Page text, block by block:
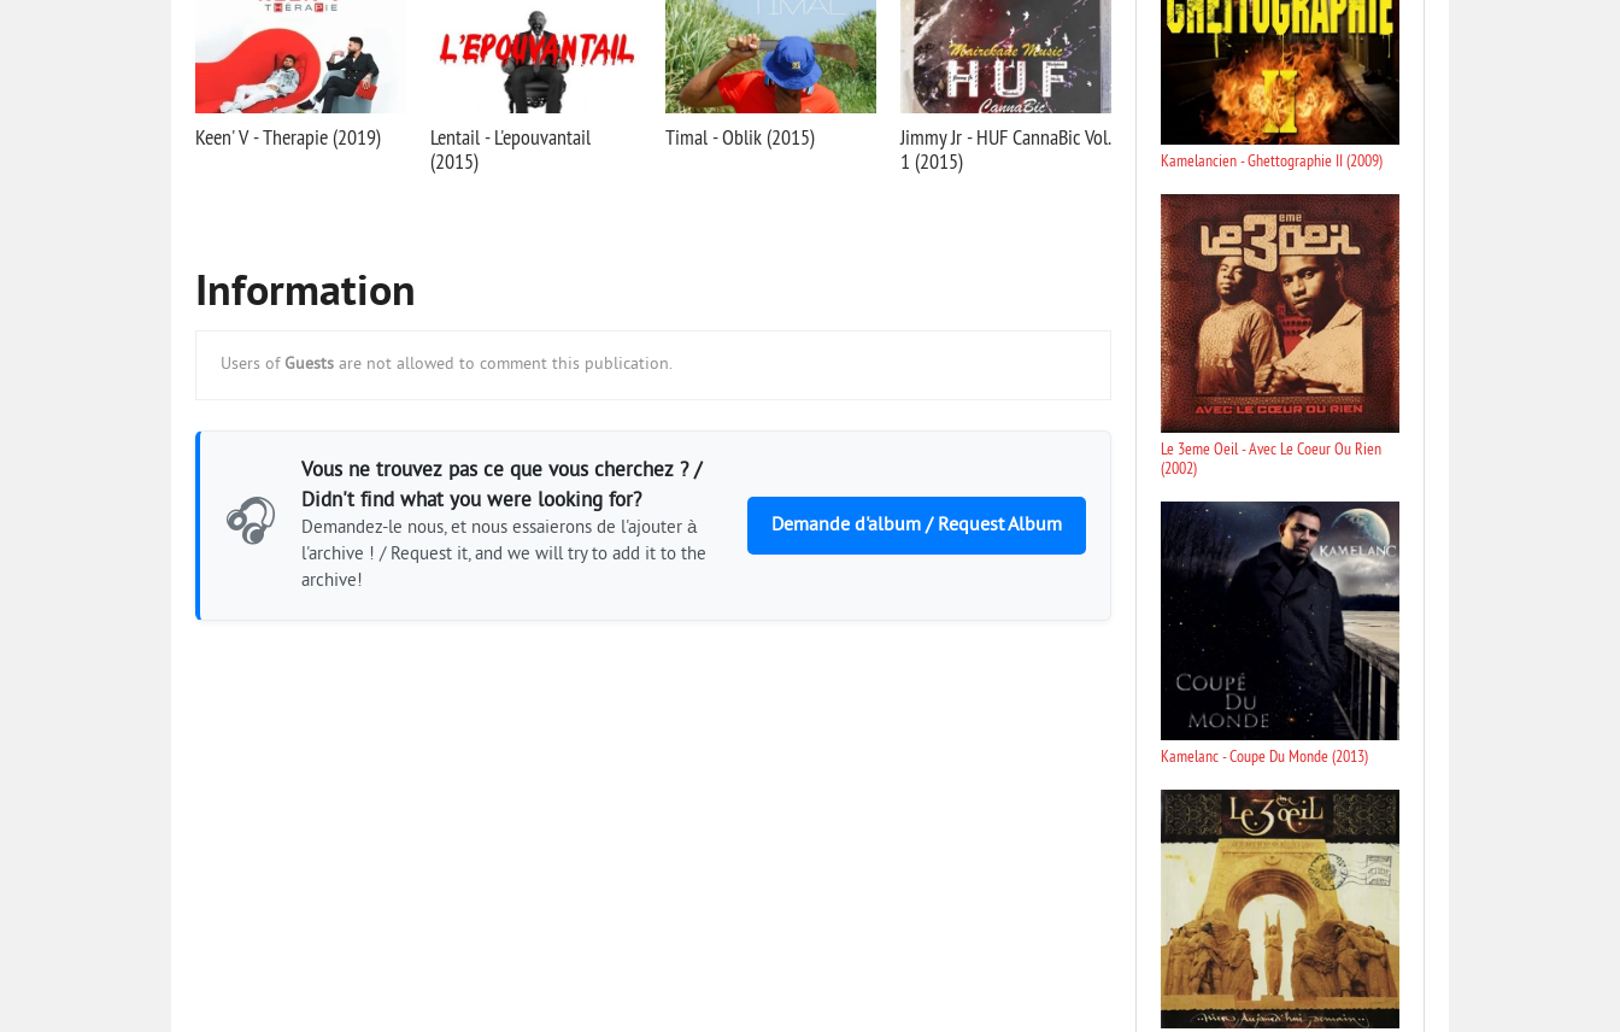
Keen' V - Therapie (2019)
Lentail - L'epouvantail
(2015)
Timal - Oblik (2015)
Jimmy Jr - HUF CannaBic Vol.
1 (2015)
Information
Users of Guests are not allowed to comment this publication.
🎧
Vous ne trouvez pas ce que vous cherchez ? /
Didn't find what you were looking for?
Demandez-le nous, et nous essaierons de l'ajouter à
l'archive ! / Request it, and we will try to add it to the
archive!
Demande d'album / Request Album
Kamelancien - Ghettographie II (2009)
Le 3eme Oeil - Avec Le Coeur Ou Rien
(2002)
Kamelanc - Coupe Du Monde (2013)